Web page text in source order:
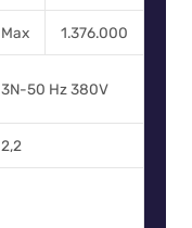
Max 1.376.000
3N-50 Hz 380V
2,2